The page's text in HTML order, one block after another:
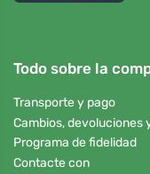
Todo sobre la
Transporte y pago
Cambios, devoluciones
Programa de fidelidad
Contacte con